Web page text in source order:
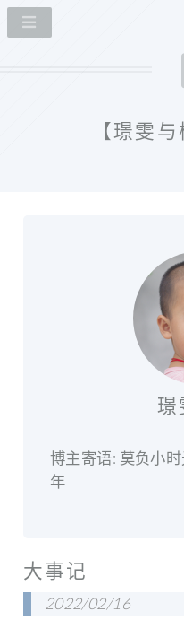
【璟雯
璟
博主寄语: 莫负小
年
大事记
2022/02/16